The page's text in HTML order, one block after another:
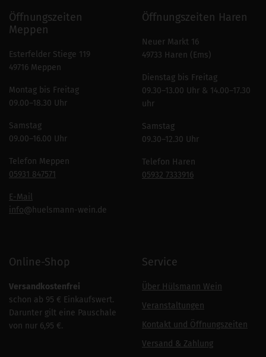
Öffnungszeiten
Meppen
Esterfelder Stiege 119
49716 Meppen
Montag bis Freitag
09.00–18.30 Uhr
Samstag
09.00–16.00 Uhr
Telefon Meppen
05931 847571
E-Mail
info@huelsmann-wein.de
Öffnungszeiten Haren
Neuer Markt 16
49733 Haren (Ems)
Dienstag bis Freitag
09.30–13.00 Uhr & 14.00–17.30
uhr
Samstag
09.30–12.30 Uhr
Telefon Haren
05932 7333916
Online-Shop
Versandkostenfrei
schon ab 95 € Einkaufswert.
Darunter gilt eine Pauschale
von nur 6,95 €.
Service
Über Hülsmann Wein
Veranstaltungen
Kontakt und Öffnungszeiten
Versand & Zahlung